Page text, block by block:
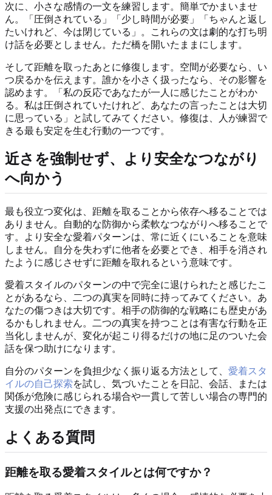
次に、小さな感情の一文を練習します。簡単でかまいませ
ん。「圧倒されている」「少し時間が必要」「ちゃんと返し
たいけれど、今は閉じている」。これらの文は劇的な打ち明
け話を必要としません。ただ橋を開いたままにします。
そして距離を取ったあとに修復します。空間が必要なら、い
つ戻るかを伝えます。誰かを小さく扱ったなら、その影響を
認めます。「私の反応であなたが一人に感じたことがわか
る。私は圧倒されていたけれど、あなたの言ったことは大切
に思っている」と試してみてください。修復は、人が練習で
きる最も安定を生む行動の一つです。
近さを強制せず、より安全なつながり
へ向かう
最も役立つ変化は、距離を取ることから依存へ移ることでは
ありません。自動的な防御から柔軟なつながりへ移ることで
す。より安全な愛着パターンは、常に近くにいることを意味
しません。自分を失わずに他者を必要とでき、相手を消され
たように感じさせずに距離を取れるという意味です。
愛着スタイルのパターンの中で完全に退けられたと感じたこ
とがあるなら、二つの真実を同時に持ってみてください。あ
なたの傷つきは大切です。相手の防御的な戦略にも歴史があ
るかもしれません。二つの真実を持つことは有害な行動を正
当化しませんが、変化が起こり得るだけの地に足のついた会
話を保つ助けになります。
自分のパターンを負担少なく振り返る方法として、 愛着スタ
イルの自己探索を試し、気づいたことを日記、会話、または
関係が危険に感じられる場合や一貫して苦しい場合の専門的
支援の出発点にできます。
よくある質問
距離を取る愛着スタイルとは何ですか？